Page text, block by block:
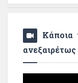
Κάποια